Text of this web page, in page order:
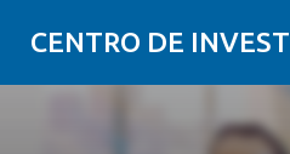
CENTRO DE